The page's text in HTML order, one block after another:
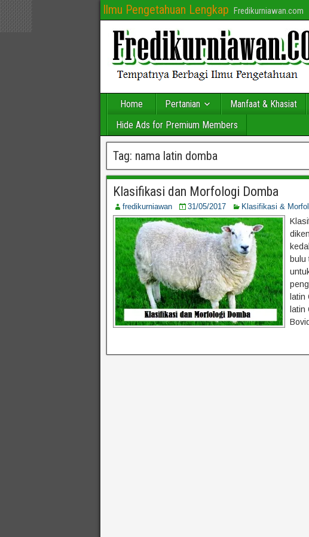
Ilmu Pengetahuan Lengkap Fredikurniawan.com
Home Pertanian Manfaat & Khasiat
Hide Ads for Premium Members
Tag: nama latin domba
Klasifikasi dan Morfologi Domba
fredikurniawan 31/05/2017 Klasifikasi &
bulu
latin